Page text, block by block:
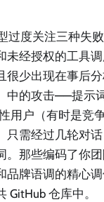
过度关注三种失
未经授权的工具
很少出现在事后
中的攻击——提示
用户（有时是竞
只需经过几轮对
。那些编码了你
品牌语调的精心
GitHub 仓库中。